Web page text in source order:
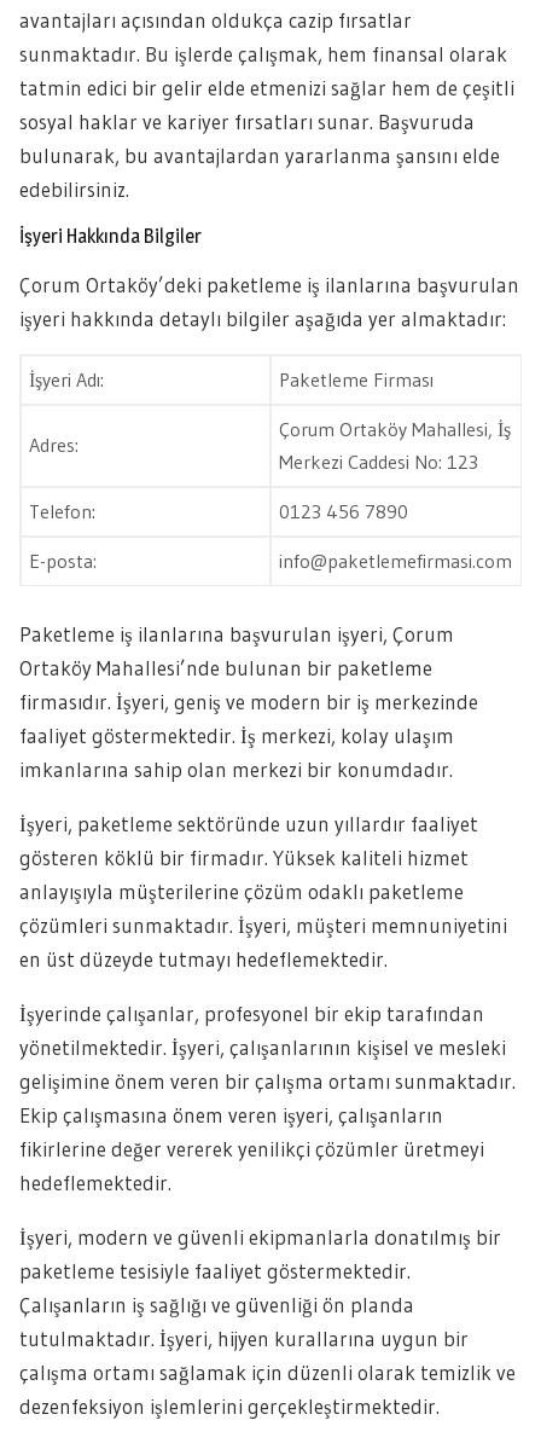
avantajları açısından oldukça cazip fırsatlar
sunmaktadır. Bu işlerde çalışmak, hem finansal olarak
tatmin edici bir gelir elde etmenizi sağlar hem de çeşitli
sosyal haklar ve kariyer fırsatları sunar. Başvuruda
bulunarak, bu avantajlardan yararlanma şansını elde
edebilirsiniz.
İşyeri Hakkında Bilgiler
Çorum Ortaköy’deki paketleme iş ilanlarına başvurulan
işyeri hakkında detaylı bilgiler aşağıda yer almaktadır:
İşyeri Adı: Paketleme Firması
Adres:
Çorum Ortaköy Mahallesi, İş
Merkezi Caddesi No: 123
Telefon: 0123 456 7890
E-posta: info@paketlemefirmasi.com
Paketleme iş ilanlarına başvurulan işyeri, Çorum
Ortaköy Mahallesi’nde bulunan bir paketleme
firmasıdır. İşyeri, geniş ve modern bir iş merkezinde
faaliyet göstermektedir. İş merkezi, kolay ulaşım
imkanlarına sahip olan merkezi bir konumdadır.
İşyeri, paketleme sektöründe uzun yıllardır faaliyet
gösteren köklü bir firmadır. Yüksek kaliteli hizmet
anlayışıyla müşterilerine çözüm odaklı paketleme
çözümleri sunmaktadır. İşyeri, müşteri memnuniyetini
en üst düzeyde tutmayı hedeflemektedir.
İşyerinde çalışanlar, profesyonel bir ekip tarafından
yönetilmektedir. İşyeri, çalışanlarının kişisel ve mesleki
gelişimine önem veren bir çalışma ortamı sunmaktadır.
Ekip çalışmasına önem veren işyeri, çalışanların
fikirlerine değer vererek yenilikçi çözümler üretmeyi
hedeflemektedir.
İşyeri, modern ve güvenli ekipmanlarla donatılmış bir
paketleme tesisiyle faaliyet göstermektedir.
Çalışanların iş sağlığı ve güvenliği ön planda
tutulmaktadır. İşyeri, hijyen kurallarına uygun bir
çalışma ortamı sağlamak için düzenli olarak temizlik ve
dezenfeksiyon işlemlerini gerçekleştirmektedir.